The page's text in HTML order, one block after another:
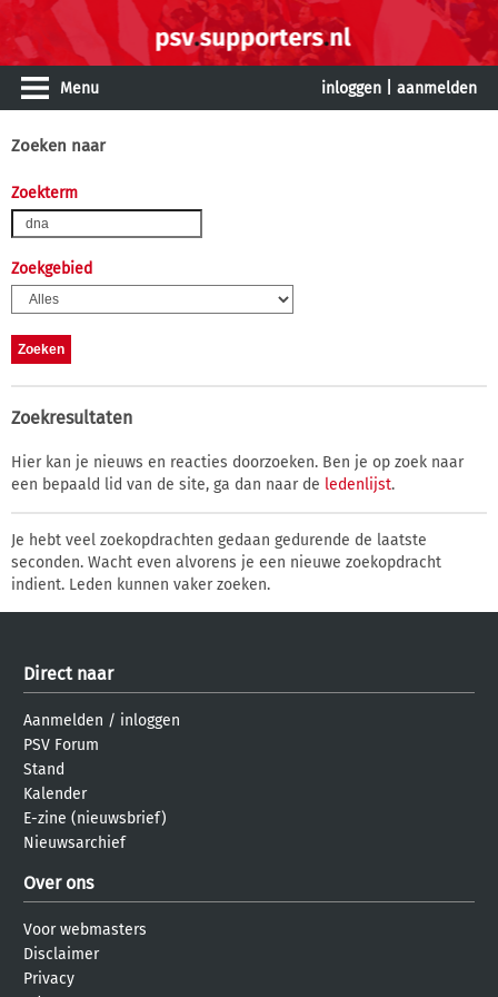
Menu inloggen aanmelden
Zoeken naar
Zoekterm
Zoekgebied
Zoekresultaten
Hier kan je nieuws en reacties doorzoeken. Ben je op zoek naar
een bepaald lid van de site, ga dan naar de ledenlijst.
Je hebt veel zoekopdrachten gedaan gedurende de laatste
seconden. Wacht even alvorens je een nieuwe zoekopdracht
indient. Leden kunnen vaker zoeken.
Direct naar
Aanmelden / inloggen
PSV Forum
Stand
Kalender
E-zine (nieuwsbrief)
Nieuwsarchief
Over ons
Voor webmasters
Disclaimer
Privacy